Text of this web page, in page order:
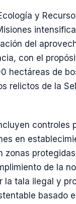
y
del
con el
hectáreas de
relictos de la
controles
en
zonas
de la
la tala ilegal y
basado